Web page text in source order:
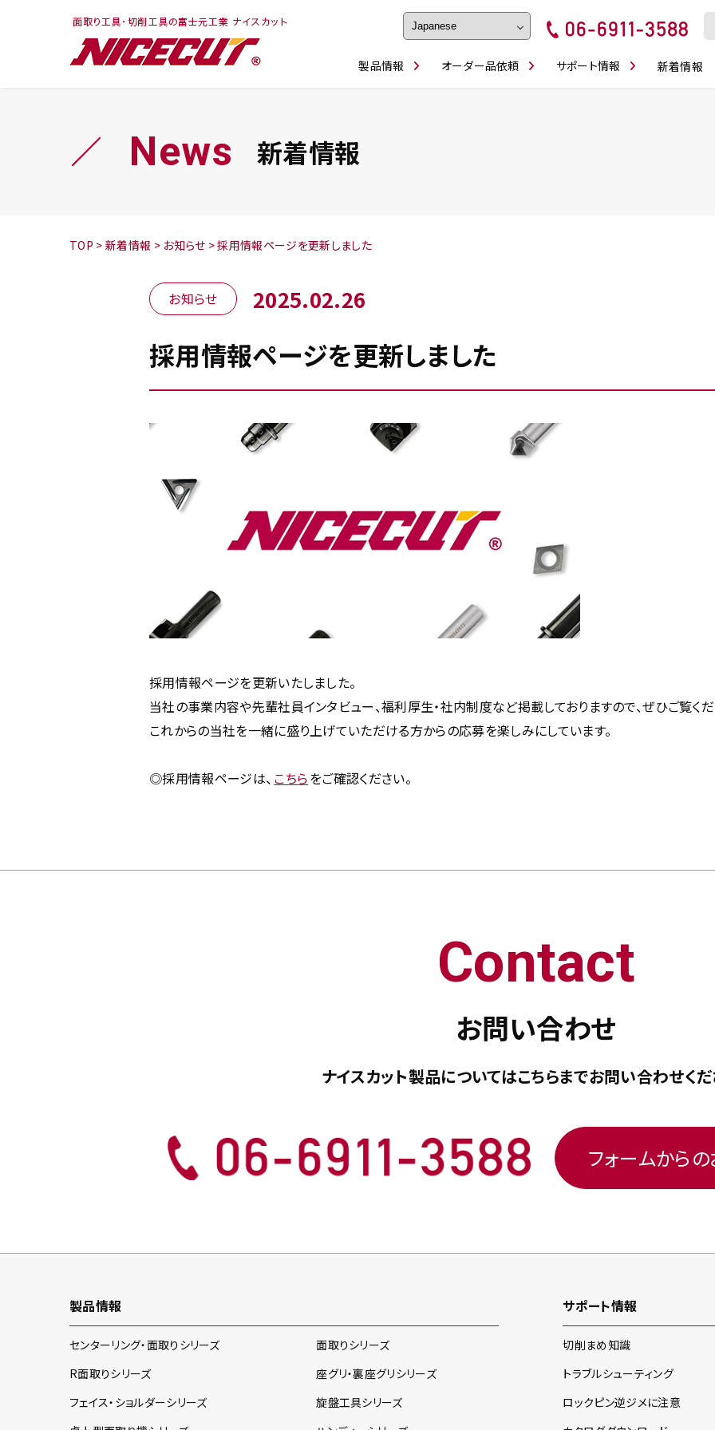
製品情報 オーダー品依頼
フェイス・ショルダーシリーズ 磨きの鬼
サポート情報
新着情報
News 新着情報
TOP > 新着情報 > お知らせ >採用情報ページを更新しました
お知らせ 2025.02.26
採用情報ページを更新しました
採用情報ページを更新いたしました。
当社の事業内容や先輩社員インタビュー、福利厚生・社内制度など掲載しておりますので、ぜひご覧くだ
これからの当社を一緒に盛り上げていただける方からの応募を楽しみにしています。
◎採用情報ページは、 こちらをご確認ください。
Contact
お問い合わせ
ナイスカット製品についてはこちらまでお問い合わせくだ
フォームから
製品情報
センターリング・面取り シリーズ 面取りシリーズ
R面取りシリーズ 座グリ・裏座グリシリーズ
フェイス・ショルダーシリーズ 旋盤工具シリーズ
サポート情報
切削まめ知識
トラブルシューティング
ロックピン逆ジメに注意